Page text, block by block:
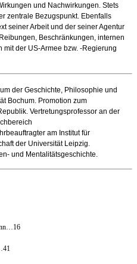
und Nachwirkungen. Stets
zen­trale Bezugspunkt. Ebenfalls
seiner Arbeit und der seiner Agentur
Beschränkungen, internen
der US-Armee bzw. -Regierung
der Geschichte, Philosophie und
Bochum. Promotion zum
Vertretungsprofessor an der
am Institut für
der Universität Leipzig.
und Mentalitätsgeschichte.